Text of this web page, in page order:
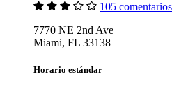
105 comentarios
7770 NE 2nd Ave
Miami, FL 33138
Horario estándar